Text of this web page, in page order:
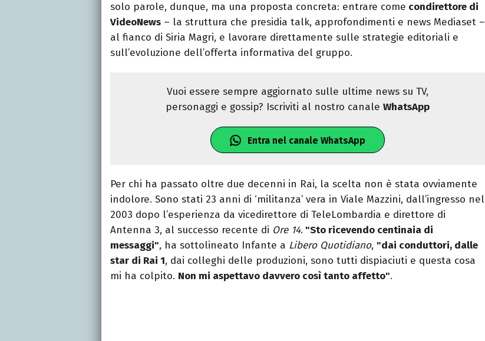
solo parole, dunque, ma una proposta concreta: entrare come condirettore di
VideoNews – la struttura che presidia talk, approfondimenti e news Mediaset –
al fianco di Siria Magri, e lavorare direttamente sulle strategie editoriali e
sull’evoluzione dell’offerta informativa del gruppo.
Vuoi essere sempre aggiornato sulle ultime news su TV,
personaggi e gossip? Iscriviti al nostro canaleWhatsApp
Entra nel canale WhatsApp
Per chi ha passato oltre due decenni in Rai, la scelta non è stata ovviamente
indolore. Sono stati 23 anni di ‘militanza’ vera in Viale Mazzini, dall’ingresso nel
2003 dopo l’esperienza da vicedirettore di TeleLombardia e direttore di
Antenna 3, al successo recente di Ore 14. "Sto ricevendo centinaia di
messaggi", ha sottolineato Infante a Libero Quotidiano, "dai conduttori, dalle
star di Rai 1, dai colleghi delle produzioni, sono tutti dispiaciuti e questa cosa
mi ha colpito. Non mi aspettavo davvero così tanto affetto".